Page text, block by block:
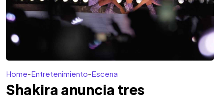
Home-Entretenimiento-Escena
Shakira anuncia tres